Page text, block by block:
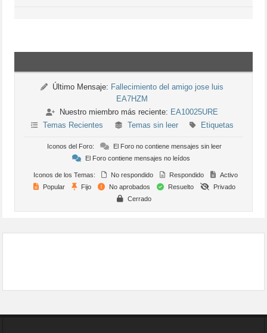
Último Mensaje: Fallecimiento del amigo jose luis
EA7HZM
Nuestro miembro más reciente: EA10025URE
Temas Recientes
Temas sin leer Etiquetas
Iconos del Foro:
El Foro no contiene mensajes sin leer
El Foro contiene mensajes no leídos
Iconos de los Temas: No respondido Respondido
Activo
Popular
Fijo No aprobados Resuelto
Privado
Cerrado